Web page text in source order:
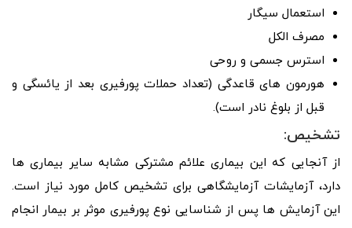
استعمال سیگار
مصرف الکل
استرس جسمی و روحی
هورمون‌ های قاعدگی (تعداد حملات پورفیری بعد از یائسگی و
قبل از بلوغ نادر است).
تشخیص:
از آنجایی که این بیماری علائم مشترکی مشابه سایر بیماری ها
دارد، آزمایشات آزمایشگاهی برای تشخیص کامل مورد نیاز است.
این آزمایش ها پس از شناسایی نوع پورفیری موثر بر بیمار انجام